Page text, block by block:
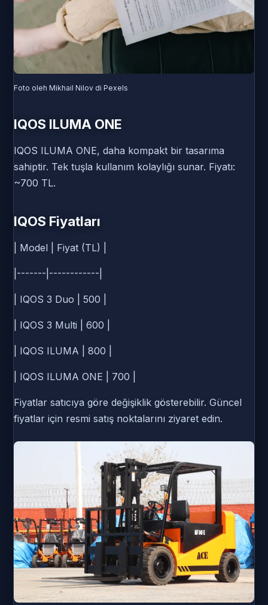
Foto oleh Mikhail Nilov di Pexels
IQOS ILUMA ONE
IQOS ILUMA ONE, daha kompakt bir tasarıma
sahiptir. Tek tuşla kullanım kolaylığı sunar. Fiyatı:
~700 TL.
IQOS Fiyatları
| Model | Fiyat (TL) |
|-------|------------|
| IQOS 3 Duo | 500 |
| IQOS 3 Multi | 600 |
| IQOS ILUMA | 800 |
| IQOS ILUMA ONE | 700 |
Fiyatlar satıcıya göre değişiklik gösterebilir. Güncel
fiyatlar için resmi satış noktalarını ziyaret edin.